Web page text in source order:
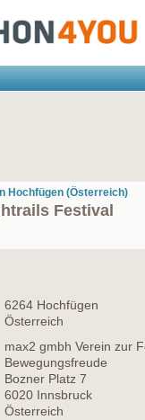
Hochfügen (Österreich)
Festival
6264 Hochfügen
Österreich
max2 gmbh Verein zur
Bewegungsfreude
Bozner Platz 7
6020 Innsbruck
Österreich